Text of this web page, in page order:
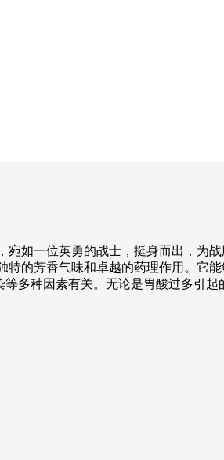
如一位英勇的战士，挺身而出，为
的芳香气味和卓越的药理作用。它
多种因素有关。无论是胃酸过多引